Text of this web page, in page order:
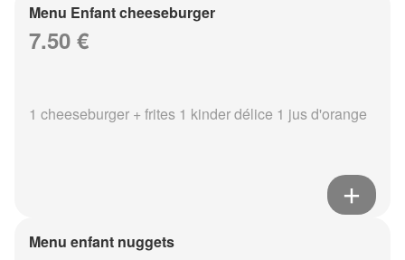
Menu Enfant cheeseburger
7.50 €
1 cheeseburger + frites 1 kinder délice 1 jus d'orange
Menu enfant nuggets